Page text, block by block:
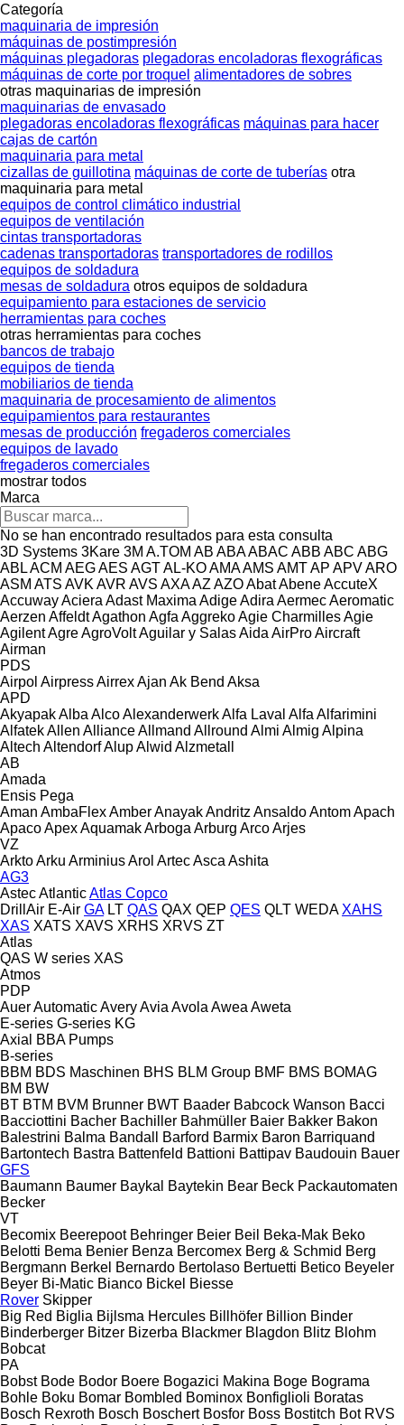
Categoría
maquinaria de impresión
máquinas de postimpresión
máquinas plegadoras plegadoras encoladoras flexográficas
máquinas de corte por troquel alimentadores de sobres
otras maquinarias de impresión
maquinarias de envasado
plegadoras encoladoras flexográficas máquinas para hacer
cajas de cartón
maquinaria para metal
cizallas de guillotina máquinas de corte de tuberías otra
maquinaria para metal
equipos de control climático industrial
equipos de ventilación
cintas transportadoras
cadenas transportadoras transportadores de rodillos
equipos de soldadura
mesas de soldadura otros equipos de soldadura
equipamiento para estaciones de servicio
herramientas para coches
otras herramientas para coches
bancos de trabajo
equipos de tienda
mobiliarios de tienda
maquinaria de procesamiento de alimentos
equipamientos para restaurantes
mesas de producción fregaderos comerciales
equipos de lavado
fregaderos comerciales
mostrar todos
Marca
No se han encontrado resultados para esta consulta
3D Systems 3Kare 3M A.TOM AB ABAABAC ABB ABC ABG
ABLACM AEGAES AGTAL-KOAMAAMS AMTAP APVARO
ASM ATS AVK AVR AVS AXAAZ AZOAbatAbeneAccuteX
AccuwayAciera Adast Maxima AdigeAdira AermecAeromatic
Aerzen AffeldtAgathon Agfa AggrekoAgie CharmillesAgie
AgilentAgreAgroVoltAguilar y SalasAida AirProAircraft
Airman
PDS
Airpol AirpressAirrexAjan Ak Bend Aksa
APD
AkyapakAlba AlcoAlexanderwerkAlfa Laval Alfa Alfarimini
AlfatekAllen AllianceAllmand Allround Almi Almig Alpina
Altech AltendorfAlupAlwid Alzmetall
AB
Amada
Ensis Pega
Aman AmbaFlexAmberAnayakAndritz AnsaldoAntomApach
ApacoApexAquamakArboga Arburg ArcoArjes
VZ
ArktoArku ArminiusArol ArtecAsca Ashita
AG3
AstecAtlanticAtlas Copco
DrillAir E-Air GA LT QAS QAX QEP QES QLT WEDA XAHS
XAS XATS XAVS XRHS XRVS ZT
Atlas
QAS W series XAS
Atmos
PDP
AuerAutomaticAveryAvia Avola Awea Aweta
E-series G-series KG
Axial
BBA Pumps
B-series
BBM BDS Maschinen BHS BLM Group BMF BMS BOMAG
BM BW
BT BTM BVM Brunner BWT Baader Babcock Wanson Bacci
Bacciottini Bacher Bachiller Bahmüller Baier Bakker Bakon
Balestrini Balma Bandall Barford Barmix Baron Barriquand
Bartontech Bastra Battenfeld Battioni Battipav Baudouin Bauer
GFS
Baumann Baumer Baykal Baytekin Bear Beck Packautomaten
Becker
VT
Becomix Beerepoot Behringer Beier Beil Beka-Mak Beko
Belotti Bema Benier Benza Bercomex Berg & Schmid Berg
Bergmann Berkel Bernardo Bertolaso Bertuetti Betico Beyeler
Beyer Bi-Matic Bianco Bickel Biesse
Rover Skipper
Big Red Biglia Bijlsma Hercules Billhöfer Billion Binder
Binderberger Bitzer Bizerba Blackmer Blagdon Blitz Blohm
Bobcat
PA
Bobst Bode Bodor Boere Bogazici Makina Boge Bograma
Bohle Boku Bomar Bombled Bominox Bonfiglioli Boratas
Bosch Rexroth Bosch Boschert Bosfor Boss Bostitch Bot RVS